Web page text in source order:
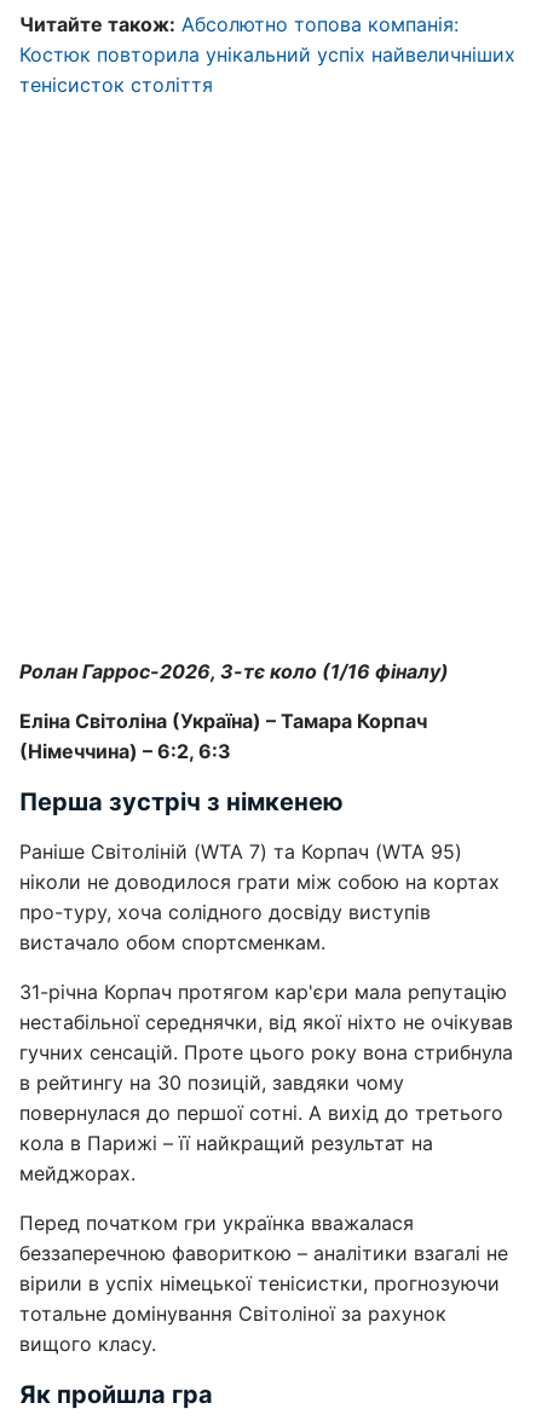
Читайте також: Абсолютно топова компанія:
Костюк повторила унікальний успіх найвеличніших
тенісисток століття
Ролан Гаррос-2026, 3-тє коло (1/16 фіналу)
Еліна Світоліна (Україна) – Тамара Корпач
(Німеччина) – 6:2, 6:3
Перша зустріч з німкенею
Раніше Світоліній (WTA 7) та Корпач (WTA 95)
ніколи не доводилося грати між собою на кортах
про-туру, хоча солідного досвіду виступів
вистачало обом спортсменкам.
31-річна Корпач протягом кар'єри мала репутацію
нестабільної середнячки, від якої ніхто не очікував
гучних сенсацій. Проте цього року вона стрибнула
в рейтингу на 30 позицій, завдяки чому
повернулася до першої сотні. А вихід до третього
кола в Парижі – її найкращий результат на
мейджорах.
Перед початком гри українка вважалася
беззаперечною фавориткою – аналітики взагалі не
вірили в успіх німецької тенісистки, прогнозуючи
тотальне домінування Світоліної за рахунок
вищого класу.
Як пройшла гра